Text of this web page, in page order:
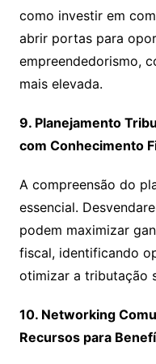
como investir em
abrir portas para
empreendedorismo,
mais elevada.
9. Planejamento
com Conhecimento
A compreensão do
essencial.
podem maximizar
fiscal, identificando
otimizar a tributação
10. Networking
Recursos para